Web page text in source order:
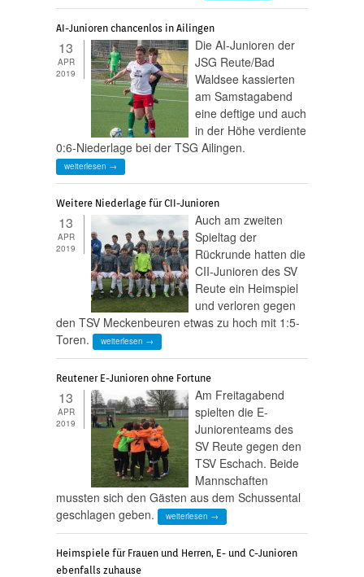
AI-Junioren chancenlos in Ailingen
13
APR
2019
Die AI-Junioren der
JSG Reute/Bad
Waldsee kassierten
am Samstagabend
eine deftige und auch
in der Höhe verdiente
0:6-Niederlage bei der TSG Ailingen.
weiterlesen →
Weitere Niederlage für CII-Junioren
13
APR
2019
Auch am zweiten
Spieltag der
Rückrunde hatten die
CII-Junioren des SV
Reute ein Heimspiel
und verloren gegen
den TSV Meckenbeuren etwas zu hoch mit 1:5-
Toren.
weiterlesen →
Reutener E-Junioren ohne Fortune
13
APR
2019
Am Freitagabend
spielten die E-
Juniorenteams des
SV Reute gegen den
TSV Eschach. Beide
Mannschaften
mussten sich den Gästen aus dem Schussental
geschlagen geben.
weiterlesen →
Heimspiele für Frauen und Herren, E- und C-Junioren
ebenfalls zuhause